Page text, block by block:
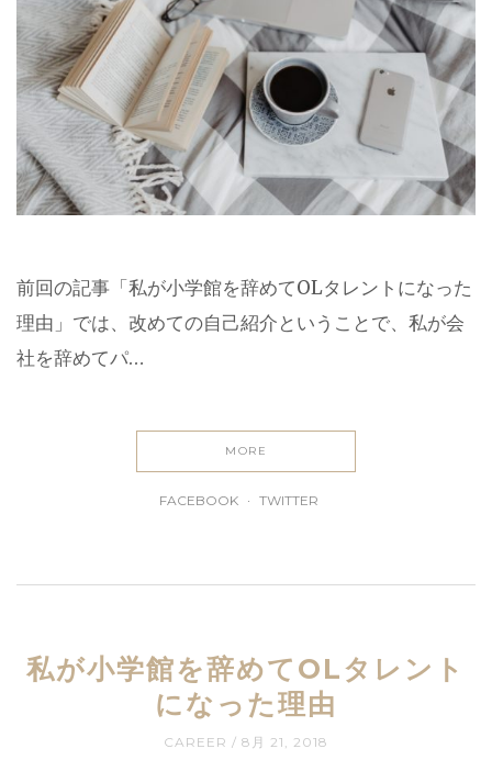
前回の記事「私が小学館を辞めてOLタレントになった
理由」では、改めての自己紹介ということで、私が会
社を辞めてパ…
MORE
FACEBOOK TWITTER
私が小学館を辞めてOLタレント
になった理由
CAREER 8月 21, 2018